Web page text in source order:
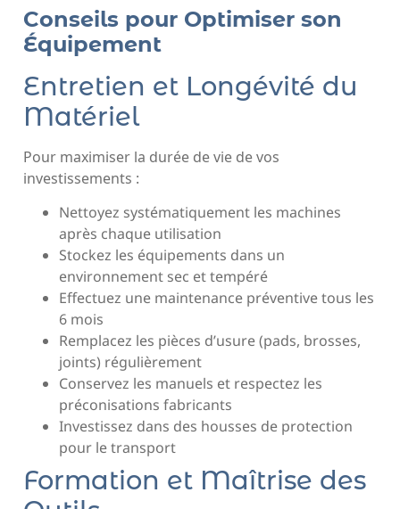
Conseils pour Optimiser son
Équipement
Entretien et Longévité du
Matériel
Pour maximiser la durée de vie de vos
investissements :
Nettoyez systématiquement les machines
après chaque utilisation
Stockez les équipements dans un
environnement sec et tempéré
Effectuez une maintenance préventive tous les
6 mois
Remplacez les pièces d’usure (pads, brosses,
joints) régulièrement
Conservez les manuels et respectez les
préconisations fabricants
Investissez dans des housses de protection
pour le transport
Formation et Maîtrise des